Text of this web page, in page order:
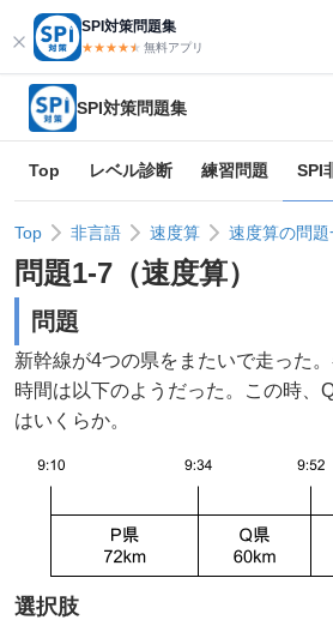
SPI対策問題集
★★★★★
★ 無料アプリ
SPI対策問題集
Top レベル診断 練習問題 SPI
Top 非言語 速度算 速度算の問題
問題1-7 （速度算）
問題
新幹線が4つの県をまたいで走った
時間は以下のようだった。この時、
はいくらか。
選択肢